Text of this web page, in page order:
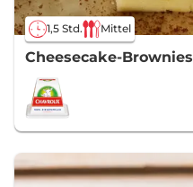
1,5 Std. Mittel
Cheesecake-